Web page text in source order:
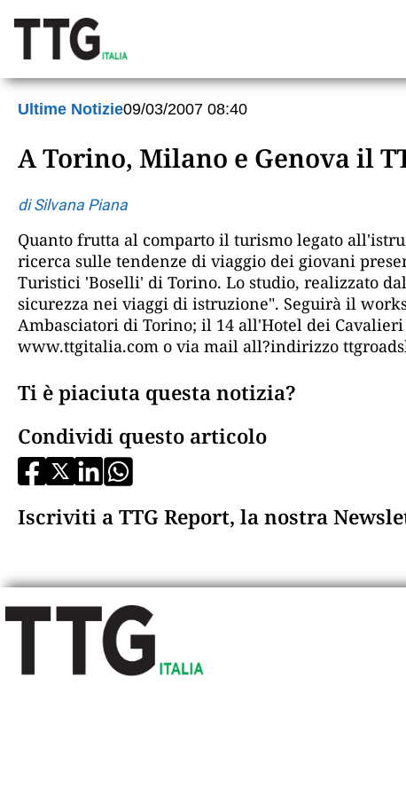
Ultime Notizie09/03/2007 08:40
A Torino, Milano e Genova il
di Silvana Piana
Quanto frutta al comparto il turismo legato
ricerca sulle tendenze di viaggio dei giovani
Turistici 'Boselli' di Torino. Lo studio, realizzato
sicurezza nei viaggi di istruzione". Seguirà il
Ambasciatori di Torino; il 14 all'Hotel dei
www.ttgitalia.com o via mail all?indirizzo
Ti è piaciuta questa notizia?
Condividi questo articolo
Iscriviti a TTG Report, la nostra